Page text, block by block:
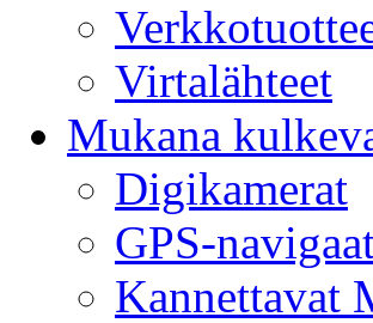
Virtalähteet
Mukana
Digikamerat
GPS-
Kannettavat